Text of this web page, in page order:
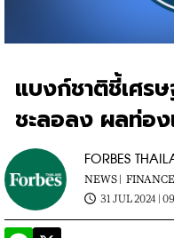
แบงก์ชาติชี้เศร
ชะลอลง ผลท่อ
FORBES
NEWS |
31 JUL 2024 |